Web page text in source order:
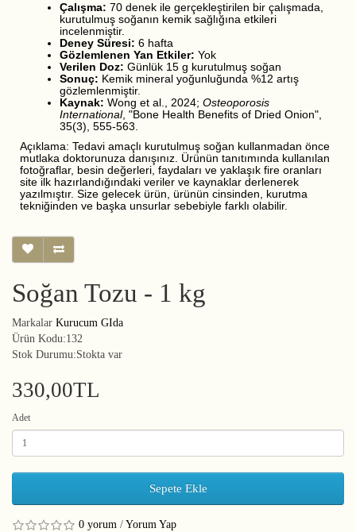
Çalışma: 70 denek ile gerçekleştirilen bir çalışmada,
kurutulmuş soğanın kemik sağlığına etkileri
incelenmiştir.
Deney Süresi: 6 hafta
Gözlemlenen Yan Etkiler: Yok
Verilen Doz: Günlük 15 g kurutulmuş soğan
Sonuç: Kemik mineral yoğunluğunda %12 artış
gözlemlenmiştir.
Kaynak: Wong et al., 2024; Osteoporosis
International, "Bone Health Benefits of Dried Onion",
35(3), 555-563.
Açıklama: Tedavi amaçlı kurutulmuş soğan kullanmadan önce
mutlaka doktorunuza danışınız. Ürünün tanıtımında kullanılan
fotoğraflar, besin değerleri, faydaları ve yaklaşık fire oranları
site ilk hazırlandığındaki veriler ve kaynaklar derlenerek
yazılmıştır. Size gelecek ürün, ürünün cinsinden, kurutma
tekniğinden ve başka unsurlar sebebiyle farklı olabilir.
Soğan Tozu - 1 kg
Markalar Kurucum GIda
Ürün Kodu:132
Stok Durumu:Stokta var
330,00TL
Adet
Sepete Ekle
0 yorum / Yorum Yap